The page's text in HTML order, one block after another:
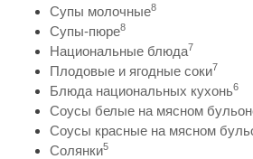
Супы молочные8
Супы-пюре8
Национальные блюда7
Плодовые и ягодные соки7
Блюда национальных кухонь6
Соусы белые на мясном
Соусы красные на мясном
Солянки5